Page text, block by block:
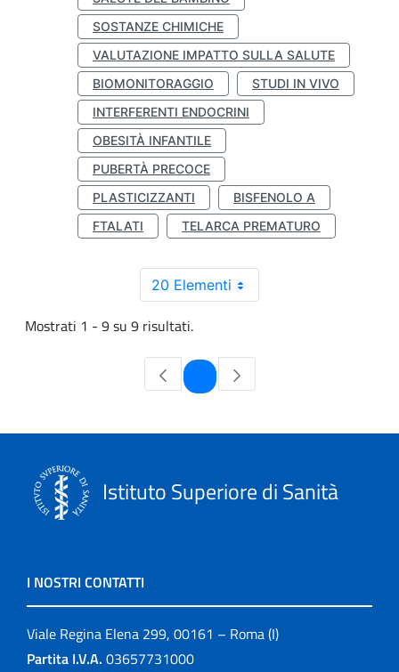
SOSTANZE CHIMICHE
VALUTAZIONE IMPATTO SULLA SALUTE
BIOMONITORAGGIO
STUDI IN VIVO
INTERFERENTI ENDOCRINI
OBESITÀ INFANTILE
PUBERTÀ PRECOCE
PLASTICIZZANTI
BISFENOLO A
FTALATI
TELARCA PREMATURO
20 Elementi
Mostrati 1 - 9 su 9 risultati.
Pagina
Istituto Superiore di Sanità
I NOSTRI CONTATTI
Viale Regina Elena 299, 00161 – Roma (I)
Partita I.V.A. 03657731000